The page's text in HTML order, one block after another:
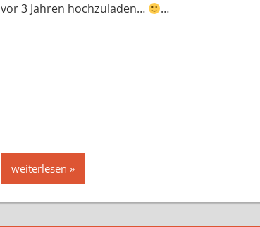
vor 3 Jahren hochzuladen…
…
weiterlesen